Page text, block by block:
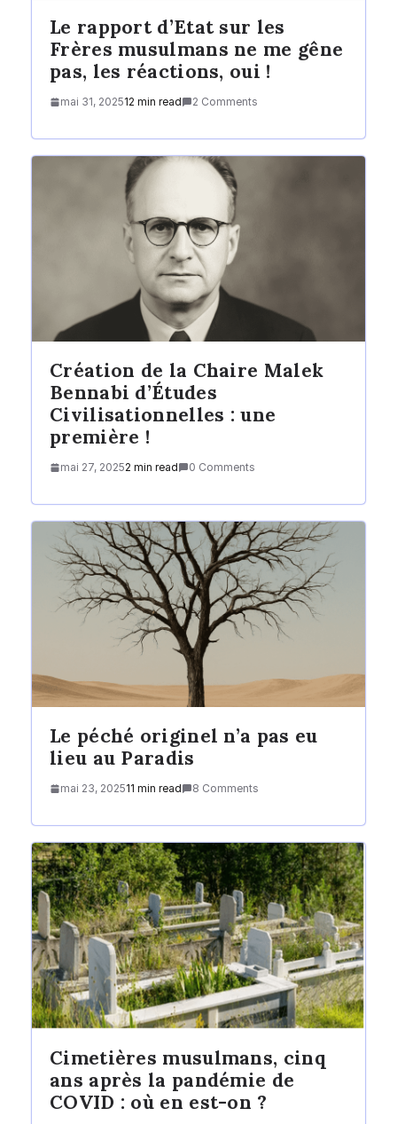
Le rapport d’Etat sur les
Frères musulmans ne me gêne
pas, les réactions, oui !
mai 31, 202512 min read 2 Comments
Création de la Chaire Malek
Bennabi d’Études
Civilisationnelles : une
première !
mai 27, 20252 min read 0 Comments
Le péché originel n’a pas eu
lieu au Paradis
mai 23, 202511 min read 8 Comments
Cimetières musulmans, cinq
ans après la pandémie de
COVID : où en est-on ?